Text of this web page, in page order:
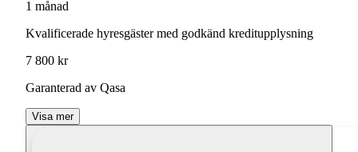
1 månad
Kvalificerade hyresgäster med godkänd kreditupplysning
7 800 kr
Garanterad av Qasa
Visa mer